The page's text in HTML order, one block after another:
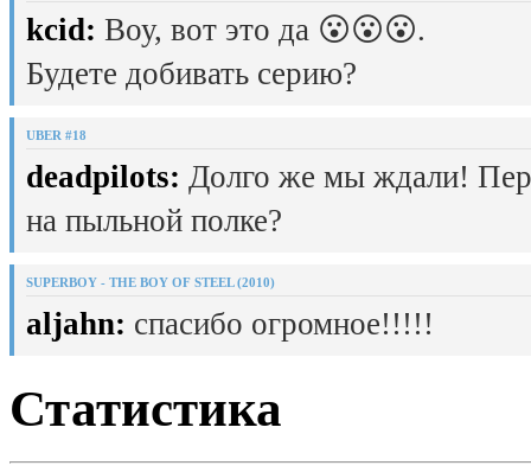
kcid: Воу, вот это да 😮😮😮.
Будете добивать серию?
UBER #18
deadpilots: Долго же мы ждали!
на пыльной полке?
SUPERBOY - THE BOY OF STEEL (2010)
aljahn: спасибо огромное!!!!!
Статистика